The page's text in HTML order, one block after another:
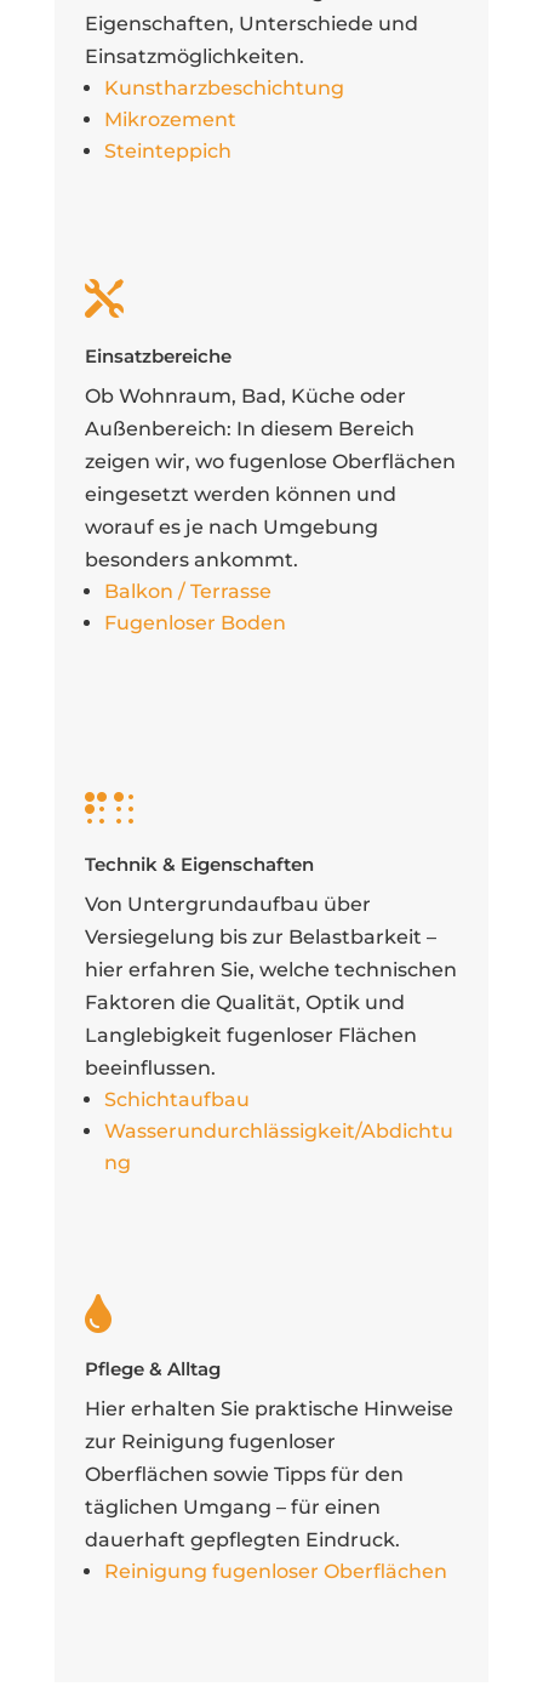
Eigenschaften, Unterschiede und
Einsatzmöglichkeiten.
Kunstharzbeschichtung
Mikrozement
Steinteppich

Einsatzbereiche
Ob Wohnraum, Bad, Küche oder
Außenbereich: In diesem Bereich
zeigen wir, wo fugenlose Oberflächen
eingesetzt werden können und
worauf es je nach Umgebung
besonders ankommt.
Balkon / Terrasse
Fugenloser Boden

Technik & Eigenschaften
Von Untergrundaufbau über
Versiegelung bis zur Belastbarkeit –
hier erfahren Sie, welche technischen
Faktoren die Qualität, Optik und
Langlebigkeit fugenloser Flächen
beeinflussen.
Schichtaufbau
Wasserundurchlässigkeit/Abdichtu
ng

Pflege & Alltag
Hier erhalten Sie praktische Hinweise
zur Reinigung fugenloser
Oberflächen sowie Tipps für den
täglichen Umgang – für einen
dauerhaft gepflegten Eindruck.
Reinigung fugenloser Oberflächen